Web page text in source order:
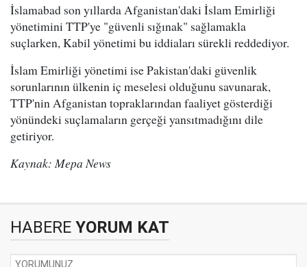
İslamabad son yıllarda Afganistan'daki İslam Emirliği
yönetimini TTP'ye "güvenli sığınak" sağlamakla
suçlarken, Kabil yönetimi bu iddiaları sürekli reddediyor.
İslam Emirliği yönetimi ise Pakistan'daki güvenlik
sorunlarının ülkenin iç meselesi olduğunu savunarak,
TTP'nin Afganistan topraklarından faaliyet gösterdiği
yönündeki suçlamaların gerçeği yansıtmadığını dile
getiriyor.
Kaynak: Mepa News
HABERE YORUM KAT